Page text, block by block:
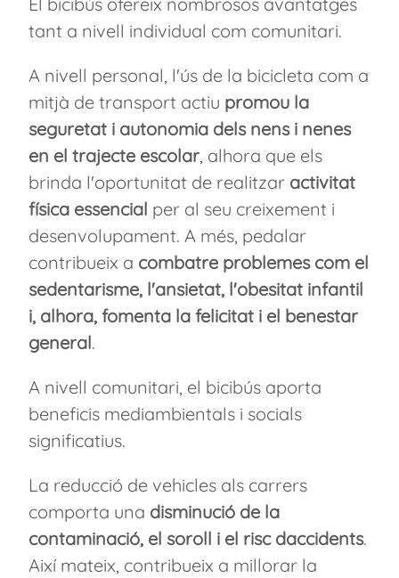
tant a nivell individual com comunitari.
A nivell personal, l'ús de la bicicleta com a
mitjà de transport actiu promou la
seguretat i autonomia dels nens i nenes
en el trajecte escolar, alhora que els
brinda l'oportunitat de realitzar activitat
física essencial per al seu creixement i
desenvolupament. A més, pedalar
contribueix a combatre problemes com el
sedentarisme, l'ansietat, l'obesitat infantil
i, alhora, fomenta la felicitat i el benestar
general.
A nivell comunitari, el bicibús aporta
beneficis mediambientals i socials
significatius.
La reducció de vehicles als carrers
comporta una disminució de la
contaminació, el soroll i el risc daccidents.
Així mateix, contribueix a millorar la